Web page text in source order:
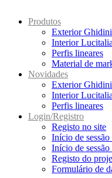
Produtos
Exterior Ghidini
Interior Lucitalia
Perfis lineares
Material de
Novidades
Exterior Ghidini
Interior Lucitalia
Perfis lineares
Login/Registro
Registo no site
Início de sessão
Início de
Registo do
Formulário de